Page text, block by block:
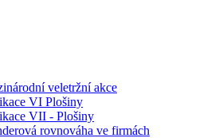
veletržní akce
VI Plošiny
VII - Plošiny
rovnováha ve firmách